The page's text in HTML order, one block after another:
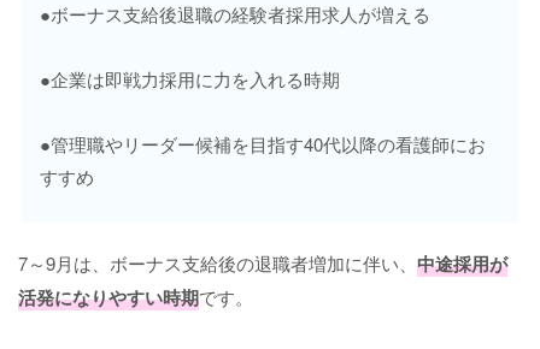
●ボーナス支給後退職の経験者採用求人が増える
●企業は即戦力採用に力を入れる時期
●管理職やリーダー候補を目指す40代以降の看護師にお
すすめ
7～9月は、ボーナス支給後の退職者増加に伴い、 中途採用が
活発になりやすい時期です。